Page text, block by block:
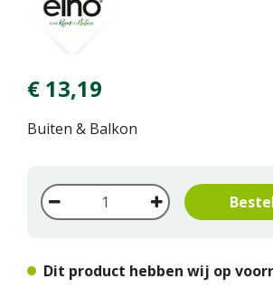
€ 13,19
Buiten & Balkon
Dit product hebben wij op